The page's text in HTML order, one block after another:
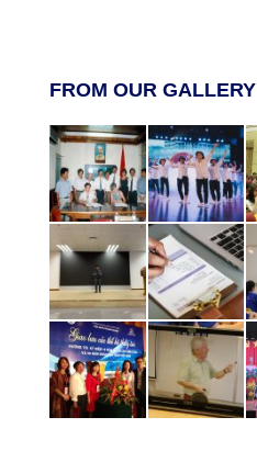
FROM OUR GALLERY